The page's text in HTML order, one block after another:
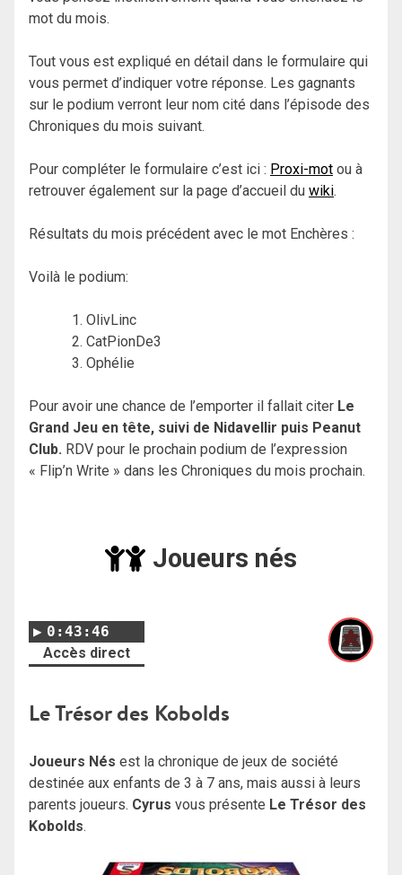
mot du mois.
Tout vous est expliqué en détail dans le formulaire qui
vous permet d’indiquer votre réponse. Les gagnants
sur le podium verront leur nom cité dans l’épisode des
Chroniques du mois suivant.
Pour compléter le formulaire c’est ici : Proxi-mot ou à
retrouver également sur la page d’accueil du wiki.
Résultats du mois précédent avec le mot Enchères :
Voilà le podium:
OlivLinc
CatPionDe3
Ophélie
Pour avoir une chance de l’emporter il fallait citer Le
Grand Jeu en tête, suivi de Nidavellir puis Peanut
Club. RDV pour le prochain podium de l’expression
« Flip’n Write » dans les Chroniques du mois prochain.
Joueurs nés
0:43:46
Accès direct
Le Trésor des Kobolds
Joueurs Nés est la chronique de jeux de société
destinée aux enfants de 3 à 7 ans, mais aussi à leurs
parents joueurs. Cyrus vous présente Le Trésor des
Kobolds.